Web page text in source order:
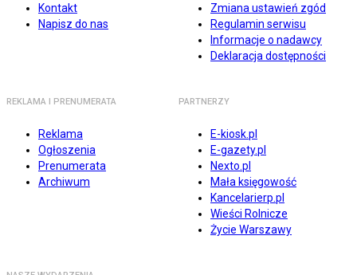
Kontakt
Napisz do nas
Zmiana ustawień zgód
Regulamin serwisu
Informacje o nadawcy
Deklaracja dostępności
REKLAMA I PRENUMERATA
Reklama
Ogłoszenia
Prenumerata
Archiwum
PARTNERZY
E-kiosk.pl
E-gazety.pl
Nexto.pl
Mała księgowość
Kancelarierp.pl
Wieści Rolnicze
Życie Warszawy